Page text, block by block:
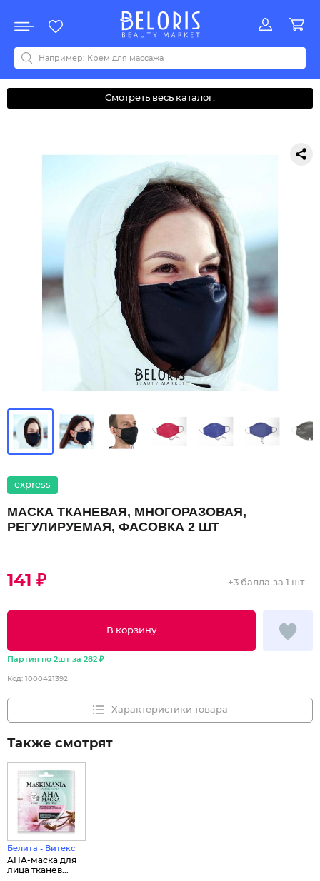
Акции
Все бренды
0-9ABCDEFGHIJKLMNOPQRSTUVWYZАБВДЗИМОКЛНПРСТУФ
Смотреть весь каталог:
express
МАСКА ТКАНЕВАЯ, МНОГОРАЗОВАЯ,
РЕГУЛИРУЕМАЯ, ФАСОВКА 2 ШТ
141 ₽
В корзину
+3 балла за 1 шт.
Партия по 2шт за 282 ₽
Код: 1000421392
Характеристики товара
Также смотрят
Белита - Витекс
AHA-маска для
лица тканев...